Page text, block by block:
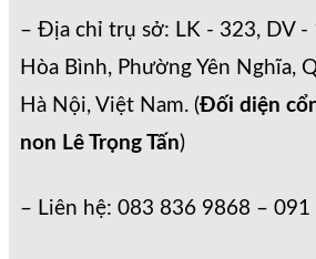
– Địa chỉ trụ sở: LK - 323, DV -
Hòa Bình, Phường Yên Nghĩa,
Hà Nội, Việt Nam. (Đối diện
non Lê Trọng Tấn)
– Liên hệ: 083 836 9868 –